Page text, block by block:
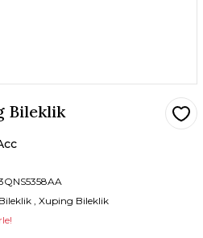
Bileklik
Bileklik , Xuping Bileklik